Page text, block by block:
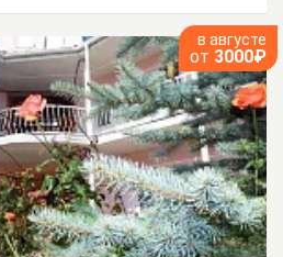
в августе
от 3000₽